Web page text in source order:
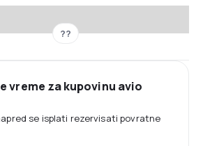
??
vreme za kupovinu avio
se isplati rezervisati povratne